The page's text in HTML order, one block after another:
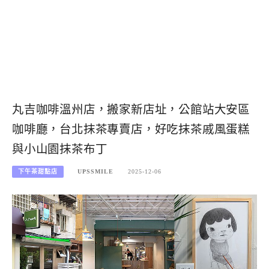
丸吉咖啡溫州店，搬家新店址，公館站大安區
咖啡廳，台北抹茶專賣店，好吃抹茶戚風蛋糕
與小山園抹茶布丁
下午茶甜點店 UPSSMILE 2025-12-06